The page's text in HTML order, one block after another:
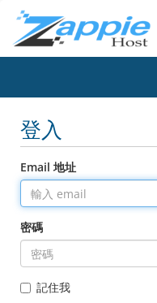
登入
Email 地址
密碼
記住我